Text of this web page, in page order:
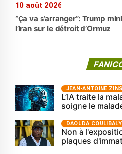
10 août 2026
“Ça va s’arranger”: Trump
l’Iran sur le détroit d’Ormuz
JEAN-ANTOINE
L’IA traite la
soigne le
‎DAOUDA COULIBALY
Non à
plaques